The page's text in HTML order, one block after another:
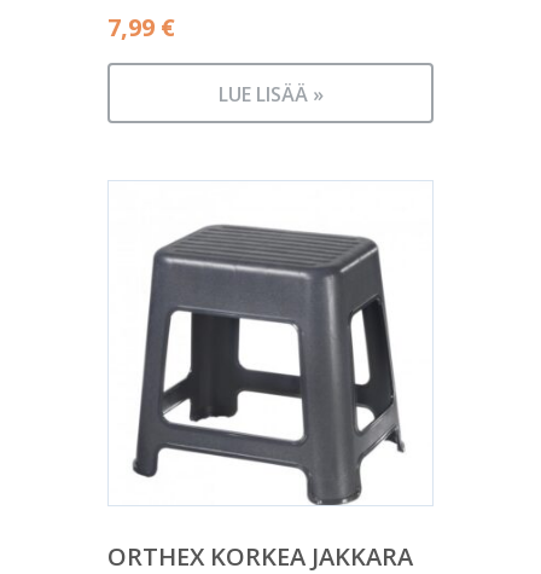
7,99 €
LUE LISÄÄ »
ORTHEX KORKEA JAKKARA